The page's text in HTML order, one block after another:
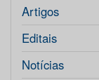
Artigos
Editais
Notícias